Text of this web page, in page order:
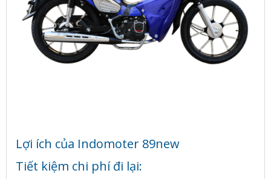
Lợi ích của Indomoter 89new
Tiết kiệm chi phí đi lại: